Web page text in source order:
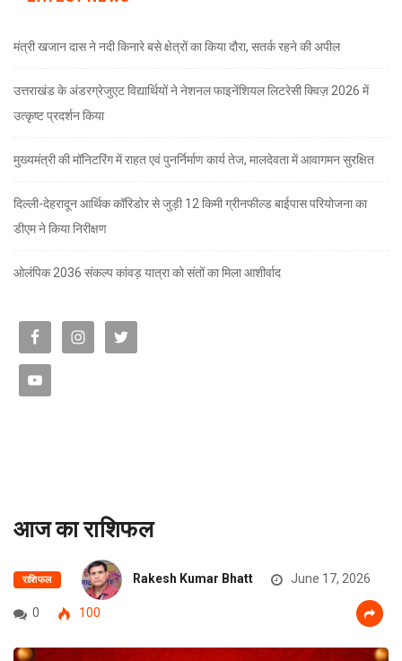
मंत्री खजान दास ने नदी किनारे बसे क्षेत्रों का किया दौरा, सतर्क रहने की अपील
उत्तराखंड के अंडरग्रेजुएट विद्यार्थियों ने नेशनल फाइनेंशियल लिटरेसी क्विज़ 2026 में
उत्कृष्ट प्रदर्शन किया
मुख्यमंत्री की मॉनिटरिंग में राहत एवं पुनर्निर्माण कार्य तेज, मालदेवता में आवागमन सुरक्षित
दिल्ली-देहरादून आर्थिक कॉरिडोर से जुड़ी 12 किमी ग्रीनफील्ड बाईपास परियोजना का
डीएम ने किया निरीक्षण
ओलंपिक 2036 संकल्प कांवड़ यात्रा को संतों का मिला आशीर्वाद
आज का राशिफल
राशिफल Rakesh Kumar Bhatt June 17, 2026
0 100